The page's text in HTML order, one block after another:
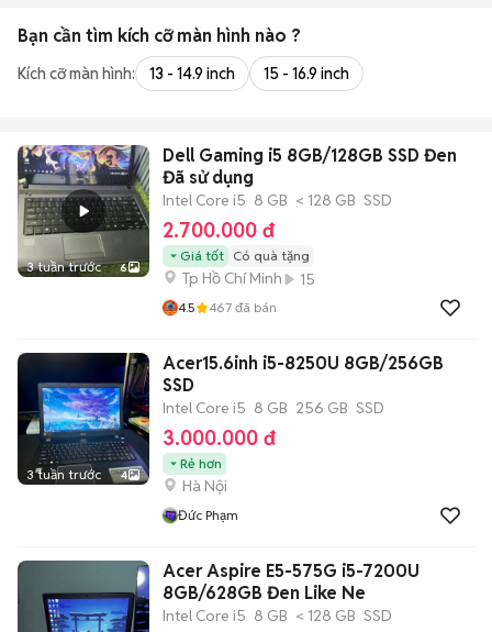
Bạn cần tìm kích cỡ màn hình nào ?
Kích cỡ màn hình: 13 - 14.9 inch 15 - 16.9 inch
3 tuần trước 6
Dell Gaming i5 8GB/128GB SSD Đen
Đã sử dụng
Intel Core i5 8 GB < 128 GB SSD
2.700.000 đ
Giá tốt Có quà tặng
Tp Hồ Chí Minh 15
4.5 467 đã bán
3 tuần trước 4
Acer15.6inh i5-8250U 8GB/256GB
SSD
Intel Core i5 8 GB 256 GB SSD
3.000.000 đ
Rẻ hơn
Hà Nội
Đức Phạm
Acer Aspire E5-575G i5-7200U
8GB/628GB Đen Like Ne
Intel Core i5 8 GB < 128 GB SSD